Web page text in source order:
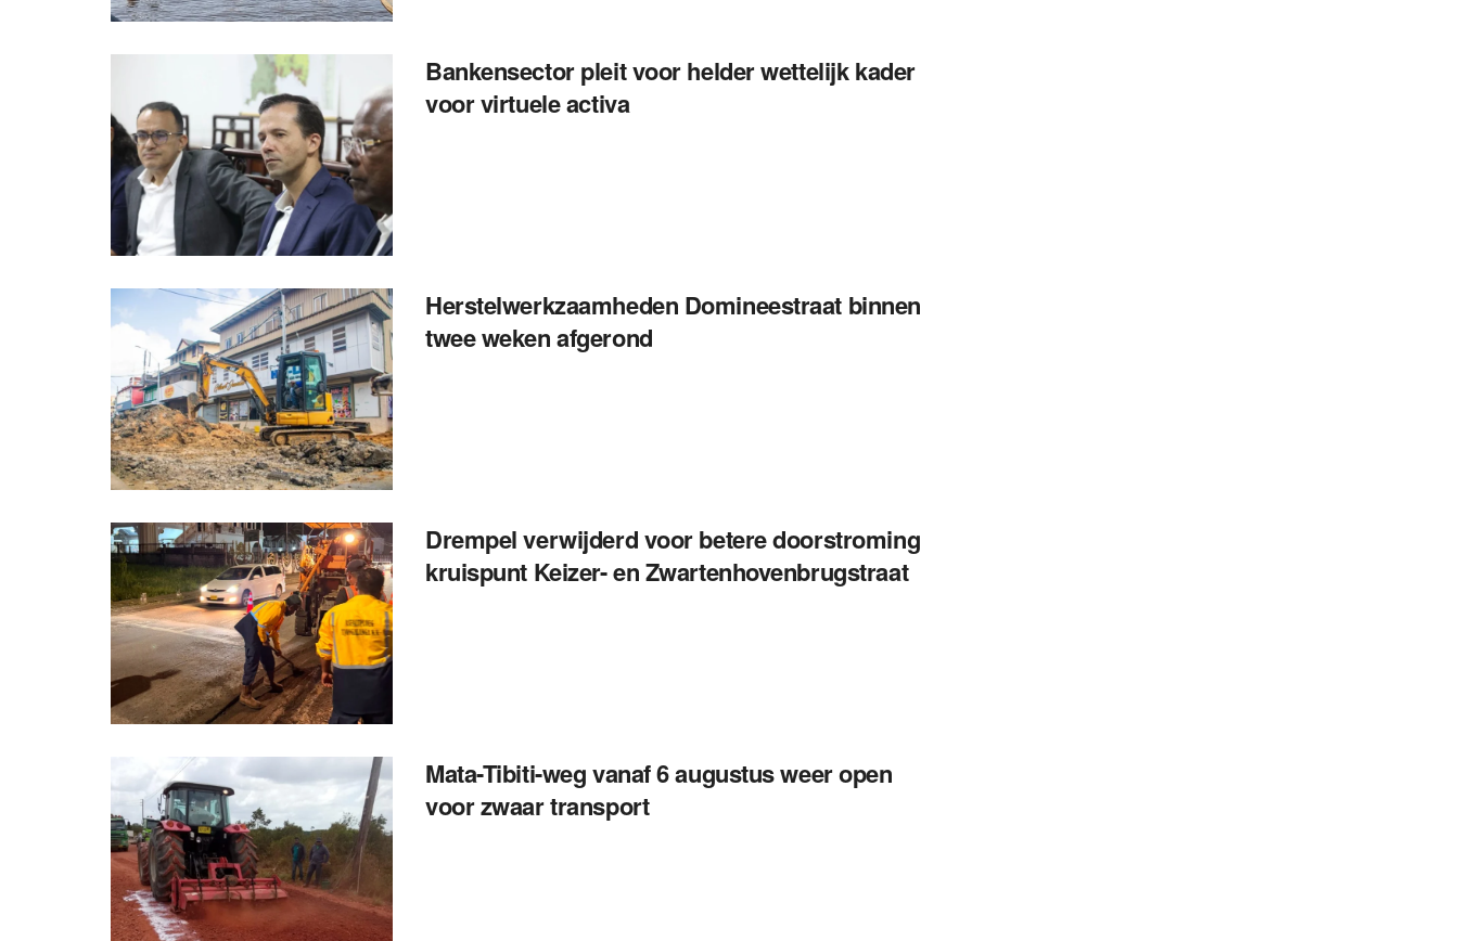
Bankensector pleit voor helder wettelijk kader
voor virtuele activa
Herstelwerkzaamheden Domineestraat binnen
twee weken afgerond
Drempel verwijderd voor betere doorstroming
kruispunt Keizer- en Zwartenhovenbrugstraat
Mata-Tibiti-weg vanaf 6 augustus weer open
voor zwaar transport